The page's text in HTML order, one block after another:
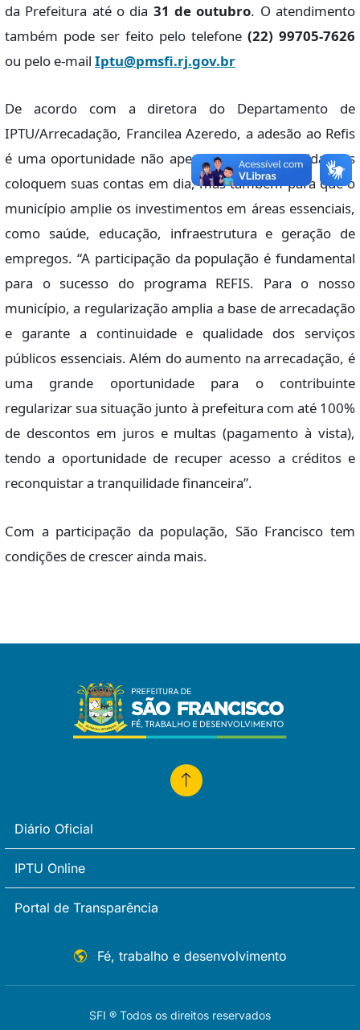
da Prefeitura até o dia 31 de outubro. O atendimento
também pode ser feito pelo telefone (22) 99705-7626
ou pelo e-mail Iptu@pmsfi.rj.gov.br
De acordo com a diretora do Departamento de
IPTU/Arrecadação, Francilea Azeredo, a adesão ao Refis
é uma oportunidade não apenas para que os cidadãos
coloquem suas contas em dia, mas também para que o
município amplie os investimentos em áreas essenciais,
como saúde, educação, infraestrutura e geração de
empregos. “A participação da população é fundamental
para o sucesso do programa REFIS. Para o nosso
município, a regularização amplia a base de arrecadação
e garante a continuidade e qualidade dos serviços
públicos essenciais. Além do aumento na arrecadação, é
uma grande oportunidade para o contribuinte
regularizar sua situação junto à prefeitura com até 100%
de descontos em juros e multas (pagamento à vista),
tendo a oportunidade de recuper acesso a créditos e
reconquistar a tranquilidade financeira”.
Com a participação da população, São Francisco tem
condições de crescer ainda mais.
Diário Oficial
IPTU Online
Portal de Transparência
Fé, trabalho e desenvolvimento
SFI ® Todos os direitos reservados